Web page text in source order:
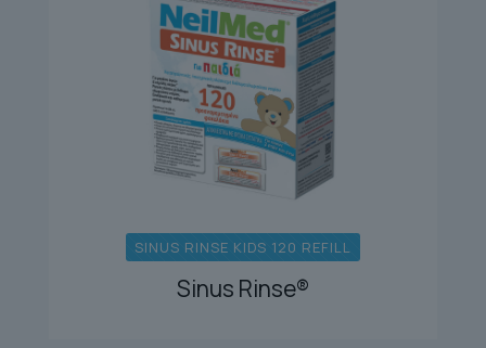
SINUS RINSE KIDS 120 REFILL
Sinus Rinse®